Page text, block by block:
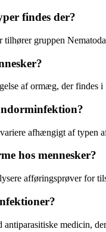
findes der?
tilhører gruppen
af ormæg, der findes
afhængigt af
hos mennesker?
afføringsprøver for
antiparasitiske medicin,